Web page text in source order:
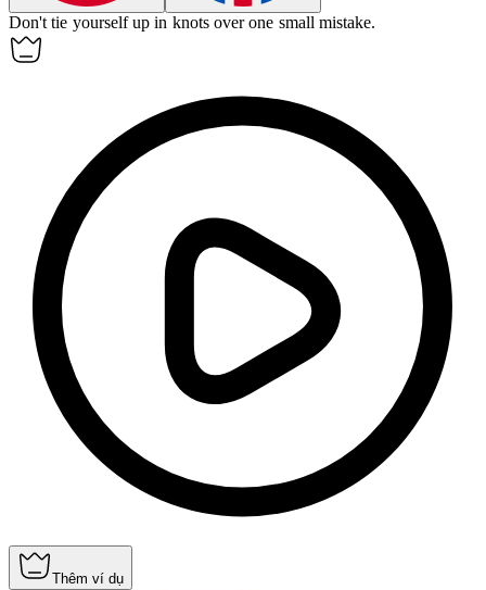
Don't tie yourself up in knots over one small mistake.
Thêm ví dụ